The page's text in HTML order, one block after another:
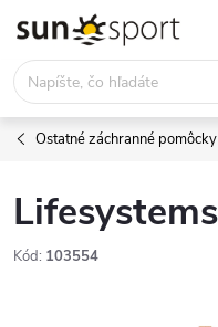
obsah
Ostatné záchranné pomôcky
Kód: 103554